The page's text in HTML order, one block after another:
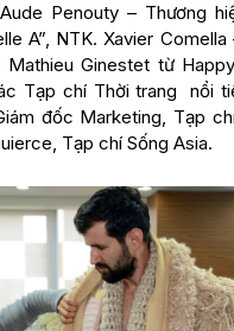
Penouty – Thương
A”, NTK. Xavier
Mathieu Ginestet từ
Tạp chí Thời trang nổi
đốc Marketing, Tạp
Tạp chí Sống Asia.